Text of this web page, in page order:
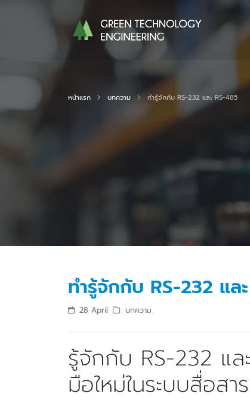
หน้าแรก บทความ ทำรู้จักกับ RS-232 และ RS-485
ทำรู้จักกับ RS-232 แล
28 April บทความ
รู้จักกับ RS-232 แ
มือใหม่ในระบบสื่อส